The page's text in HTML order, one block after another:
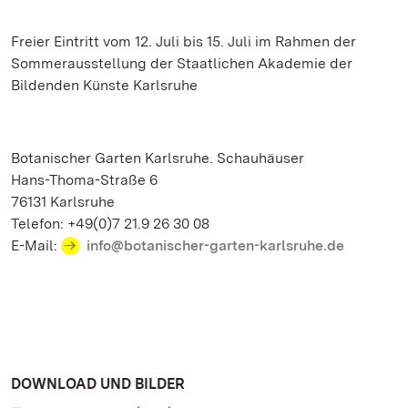
Freier Eintritt vom 12. Juli bis 15. Juli im Rahmen der
Sommerausstellung der Staatlichen Akademie der
Bildenden Künste Karlsruhe
Botanischer Garten Karlsruhe. Schauhäuser
Hans-Thoma-Straße 6
76131 Karlsruhe
Telefon: +49(0)7 21.9 26 30 08
E-Mail:
info@botanischer-garten-karlsruhe.de
DOWNLOAD UND BILDER